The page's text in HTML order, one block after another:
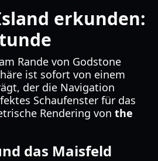
erkunden:
Rande von Godstone
ist sofort von einem
der die Navigation
Schaufenster für das
Rendering von the
das Maisfeld